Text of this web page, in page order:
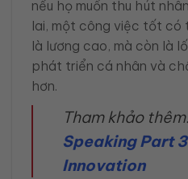
nếu họ muốn thu hút
lai, một công việc tốt có
là lương cao, mà còn là
phát triển cá nhân và
hơn.
Tham khảo
Speaking Part
Innovation